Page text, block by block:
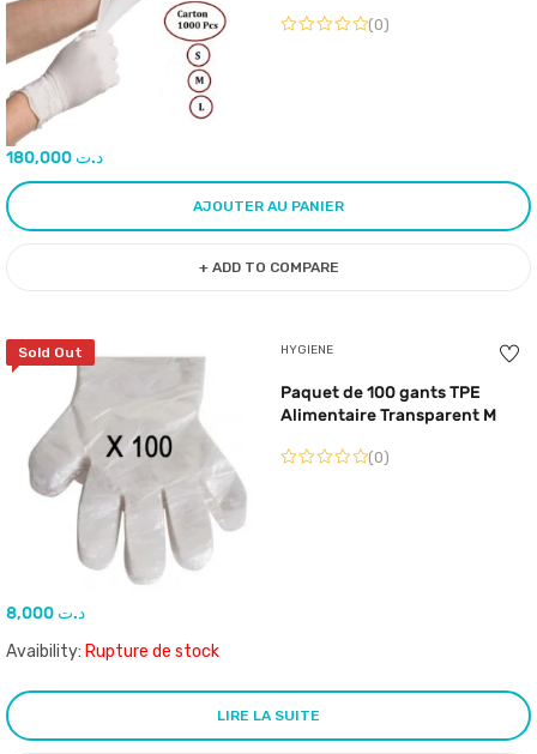
(0)
د.ت
AJOUTER AU PANIER
+ ADD TO COMPARE
Sold Out HYGIENE
Paquet de 100 gants TPE
Alimentaire Transparent M
(0)
د.ت
Avaibility: Rupture de stock
LIRE LA SUITE